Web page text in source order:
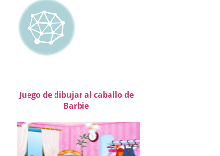
Juego de dibujar al caballo de
Barbie